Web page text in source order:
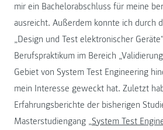
mir ein Bachelorabschluss für meine
ausreicht. Außerdem konnte ich durch
„Design und Test elektronischer
Berufspraktikum im Bereich
Gebiet von System Test Engineering
mein Interesse geweckt hat. Zuletzt
Erfahrungsberichte der bisherigen
Masterstudiengang „System Test